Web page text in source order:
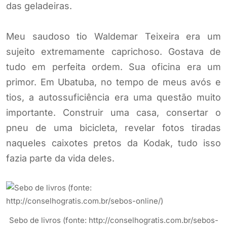
das geladeiras.
Meu saudoso tio Waldemar Teixeira era um
sujeito extremamente caprichoso. Gostava de
tudo em perfeita ordem. Sua oficina era um
primor. Em Ubatuba, no tempo de meus avós e
tios, a autossuficiência era uma questão muito
importante. Construir uma casa, consertar o
pneu de uma bicicleta, revelar fotos tiradas
naqueles caixotes pretos da Kodak, tudo isso
fazia parte da vida deles.
Sebo de livros (fonte: http://conselhogratis.com.br/sebos-